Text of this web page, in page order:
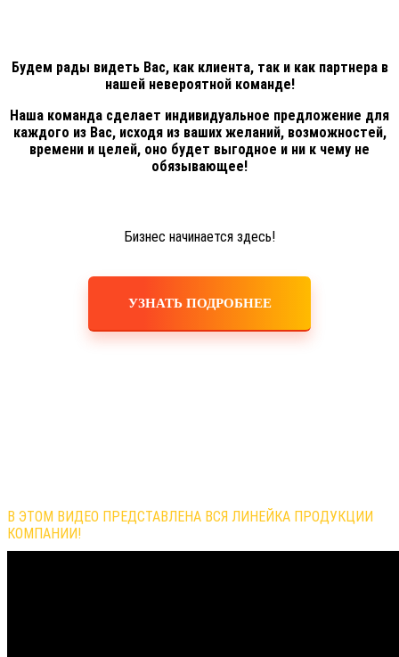
Будем рады видеть Вас, как клиента, так и как партнера в
нашей невероятной команде!
Наша команда сделает индивидуальное предложение для
каждого из Вас, исходя из ваших желаний, возможностей,
времени и целей, оно будет выгодное и ни к чему не
обязывающее!
Бизнес начинается здесь!
УЗНАТЬ ПОДРОБНЕЕ
В ЭТОМ ВИДЕО ПРЕДСТАВЛЕНА ВСЯ ЛИНЕЙКА ПРОДУКЦИИ
КОМПАНИИ!